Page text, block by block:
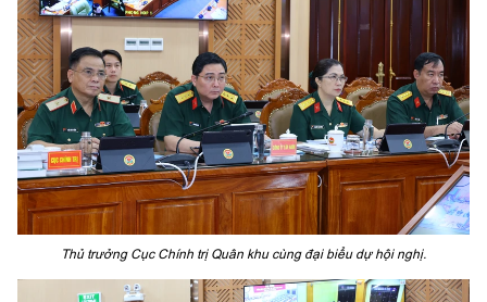
Thủ trưởng Cục Chính trị Quân khu cùng đại biểu dự hội nghị.